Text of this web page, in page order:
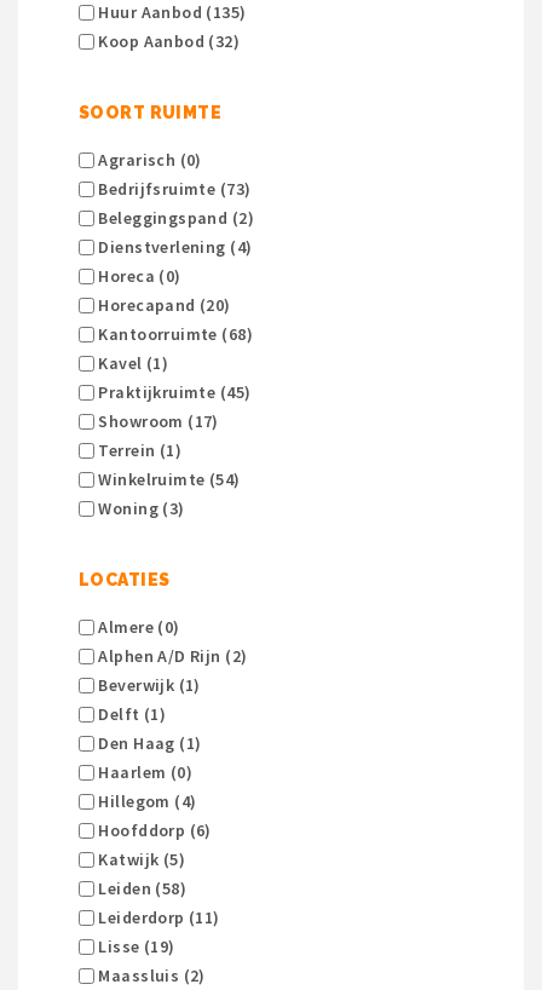
Huur Aanbod (135)
Koop Aanbod (32)
SOORT RUIMTE
Agrarisch (0)
Bedrijfsruimte (73)
Beleggingspand (2)
Dienstverlening (4)
Horeca (0)
Horecapand (20)
Kantoorruimte (68)
Kavel (1)
Praktijkruimte (45)
Showroom (17)
Terrein (1)
Winkelruimte (54)
Woning (3)
LOCATIES
Almere (0)
Alphen A/d Rijn (2)
Beverwijk (1)
Delft (1)
Den Haag (1)
Haarlem (0)
Hillegom (4)
Hoofddorp (6)
Katwijk (5)
Leiden (58)
Leiderdorp (11)
Lisse (19)
Maassluis (2)